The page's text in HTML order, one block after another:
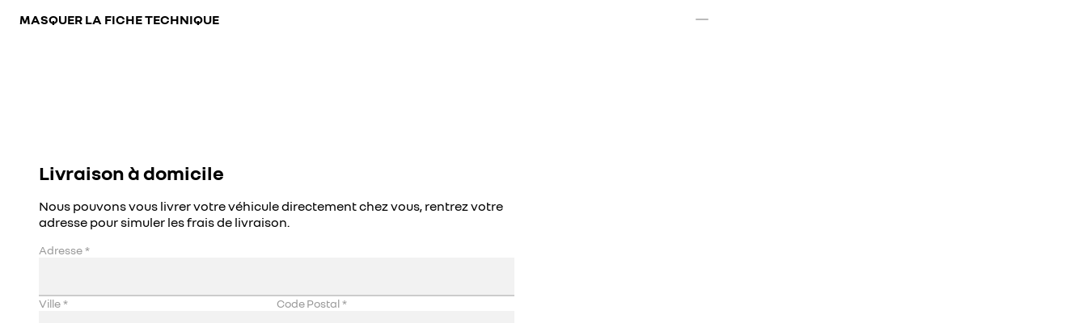
MASQUER LA FICHE TECHNIQUE
Livraison à domicile
Nous pouvons vous livrer votre véhicule directement chez vous, rentrez votre
adresse pour simuler les frais de livraison.
Adresse*
Ville* Code Postal*